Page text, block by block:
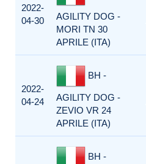
2022-
04-30
AGILITY DOG -
MORI TN 30
APRILE (ITA)
2022-
04-24
BH -
AGILITY DOG -
ZEVIO VR 24
APRILE (ITA)
BH -